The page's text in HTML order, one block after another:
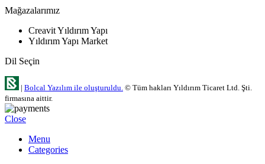
Mağazalarımız
Creavit Yıldırım Yapı
Yıldırım Yapı Market
Dil Seçin
| Bolcal Yazılım ile oluşturuldu. © Tüm hakları Yıldırım Ticaret Ltd. Şti.
firmasına aittir.
Close
Menu
Categories